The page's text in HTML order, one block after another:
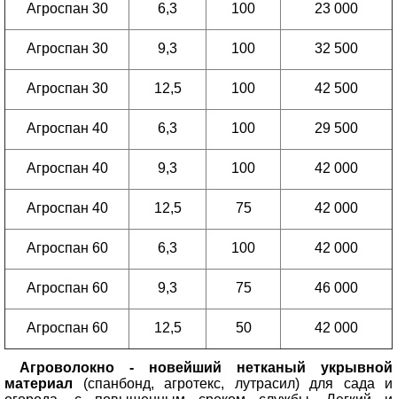
Агроспан 30 6,3 100 23 000
Агроспан 30 9,3 100 32 500
Агроспан 30 12,5 100 42 500
Агроспан 40 6,3 100 29 500
Агроспан 40 9,3 100 42 000
Агроспан 40 12,5 75 42 000
Агроспан 60 6,3 100 42 000
Агроспан 60 9,3 75 46 000
Агроспан 60 12,5 50 42 000
Агроволокно - новейший нетканый укрывной
материал (спанбонд, агротекс, лутрасил) для сада и